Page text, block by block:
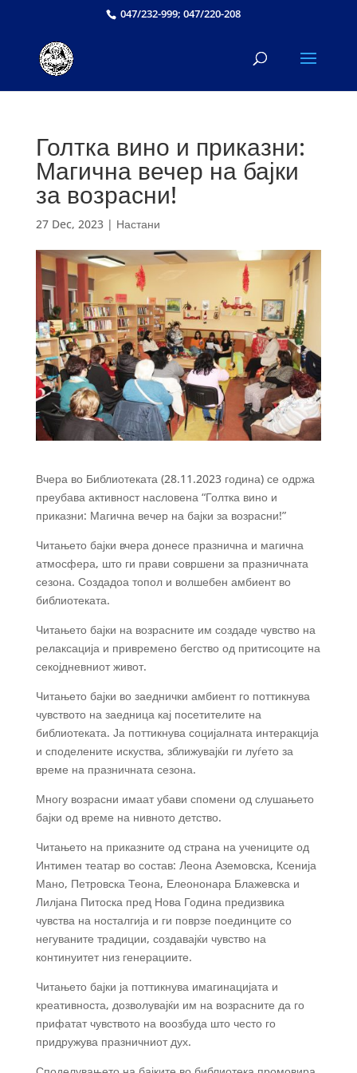
047/232-999; 047/220-208
Голтка вино и приказни:
Магична вечер на бајки
за возрасни!
27 Dec, 2023| Настани
Вчера во Библиотеката (28.11.2023 година) се одржа
преубава активност насловена “Голтка вино и
приказни: Магична вечер на бајки за возрасни!”
Читањето бајки вчера донесе празнична и магична
атмосфера, што ги прави совршени за празничната
сезона. Создадоа топол и волшебен амбиент во
библиотеката.
Читањето бајки на возрасните им создаде чувство на
релаксација и привремено бегство од притисоците на
секојдневниот живот.
Читањето бајки во заеднички амбиент го поттикнува
чувството на заедница кај посетителите на
библиотеката. Ја поттикнува социјалната интеракција
и споделените искуства, зближувајќи ги луѓето за
време на празничната сезона.
Многу возрасни имаат убави спомени од слушањето
бајки од време на нивното детство.
Читањето на приказните од страна на учениците од
Интимен театар во состав: Леона Аземовска, Ксенија
Мано, Петровска Теона, Елеононара Блажевска и
Лилјана Питоска пред Нова Година предизвика
чувства на носталгија и ги поврзе поединците со
негуваните традиции, создавајќи чувство на
континуитет низ генерациите.
Читањето бајки ја поттикнува имагинацијата и
креативноста, дозволувајќи им на возрасните да го
прифатат чувството на воозбуда што често го
придружува празничниот дух.